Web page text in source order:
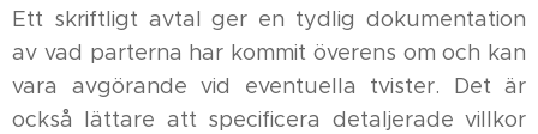
Ett skriftligt avtal ger en tydlig dokumentation
av vad parterna har kommit överens om och kan
vara avgörande vid eventuella tvister. Det är
också lättare att specificera detaljerade villkor